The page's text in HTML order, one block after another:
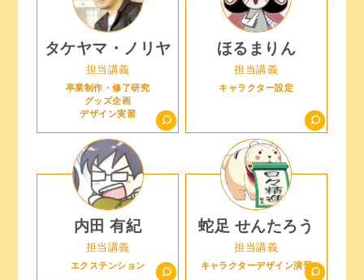
タケヤマ・ノリヤ
担当講義
卒業制作・修了研究
グッズ企画
デザイン実習
ほるまりん
担当講義
キャラクター設定
内田 有紀
担当講義
エクステンション
蛇足 せんたろう
担当講義
キャラクターデザイン演習